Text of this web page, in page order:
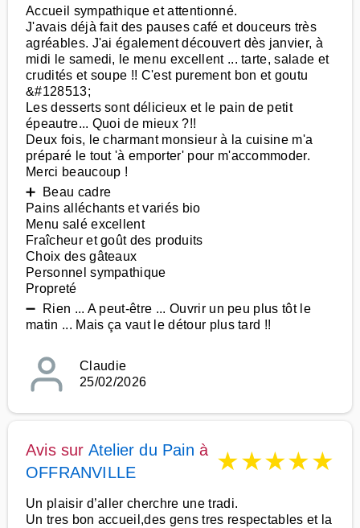
Accueil sympathique et attentionné.
J'avais déjà fait des pauses café et douceurs très
agréables. J'ai également découvert dès janvier, à
midi le samedi, le menu excellent ... tarte, salade et
crudités et soupe !! C'est purement bon et goutu
&#128513;
Les desserts sont délicieux et le pain de petit
épeautre... Quoi de mieux ?!!
Deux fois, le charmant monsieur à la cuisine m'a
préparé le tout 'à emporter' pour m'accommoder.
Merci beaucoup !
➕ Beau cadre
Pains alléchants et variés bio
Menu salé excellent
Fraîcheur et goût des produits
Choix des gâteaux
Personnel sympathique
Propreté
➖ Rien ... A peut-être ... Ouvrir un peu plus tôt le
matin ... Mais ça vaut le détour plus tard !!
Claudie
25/02/2026
Avis sur Atelier du Pain à
OFFRANVILLE
★★★★★
Un plaisir d’aller cherchre une tradi.
Un tres bon accueil,des gens tres respectables et la